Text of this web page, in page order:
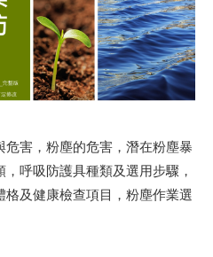
害，粉塵的危害，潛在粉塵暴
呼吸防護具種類及選用步驟，
及健康檢查項目，粉塵作業選